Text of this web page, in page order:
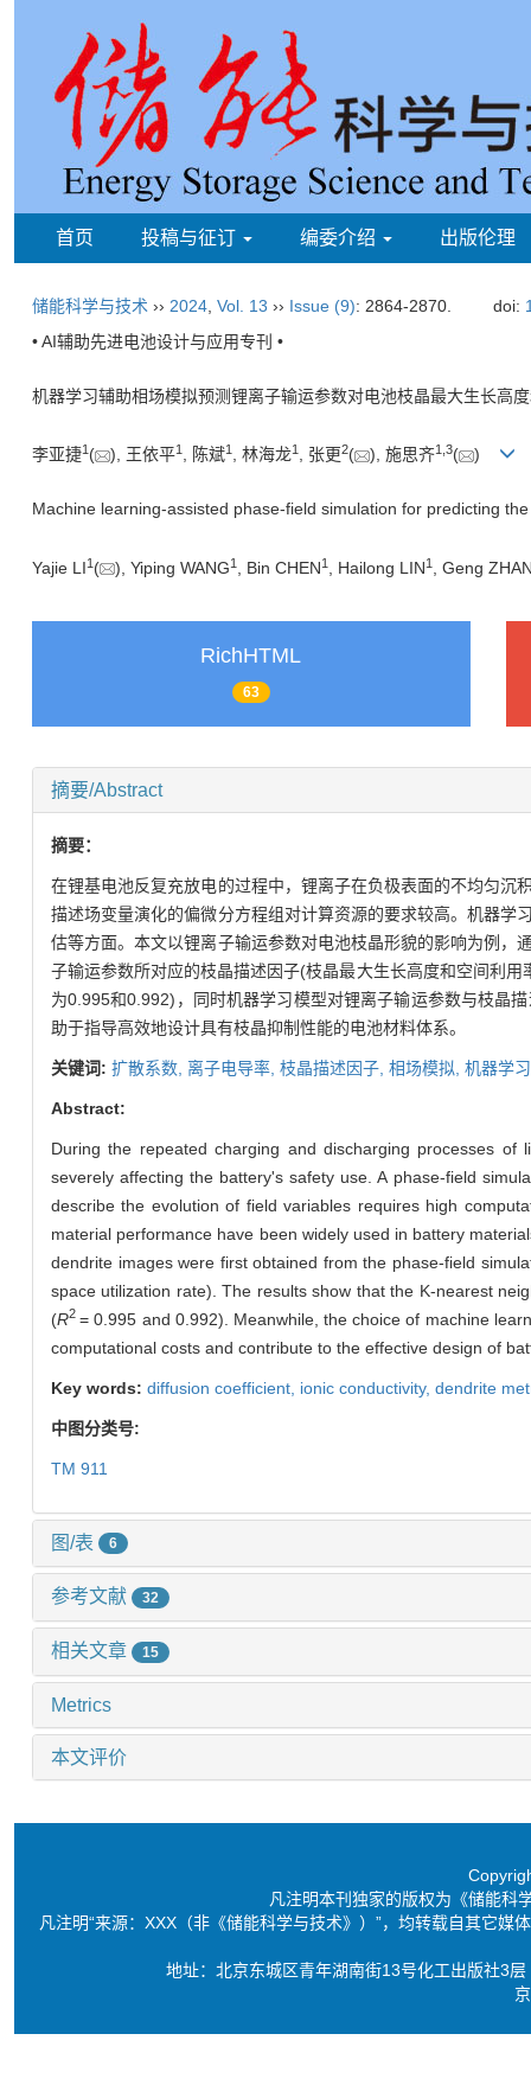
首页 投稿与征订 编委介绍 出版伦理
储能科学与技术 ›› 2024 Vol. 13 ›› Issue (9): 2864-2870. doi:
• AI辅助先进电池设计与应用专刊 •
机器学习辅助相场模拟预测锂离子输运参数对电池枝晶最大生长高
李亚捷1 ( ), 王依平1 , 陈斌1 , 林海龙1 , 张更2( ), 施思齐1 3( )
Machine learning-assisted phase-field simulation for predicting
Yajie LI1 ( ), Yiping WANG1 , Bin CHEN1 , Hailong LIN1 , Geng
RichHTML
63
摘要/Abstract
摘要：
在锂基电池反复充放电的过程中，锂离子在负极表面的不均匀
描述场变量演化的偏微分方程组对计算资源的要求较高。机器
估等方面。本文以锂离子输运参数对电池枝晶形貌的影响为例
子输运参数所对应的枝晶描述因子(枝晶最大生长高度和空间利
为0.995和0.992)，同时机器学习模型对锂离子输运参数与枝晶
助于指导高效地设计具有枝晶抑制性能的电池材料体系。
关键词: 扩散系数, 离子电导率, 枝晶描述因子, 相场模拟, 机器学习
Abstract:
During the repeated charging and discharging processes of
severely affecting the battery's safety use. A phase-field
describe the evolution of field variables requires high
material performance have been widely used in battery
dendrite images were first obtained from the phase-field
space utilization rate). The results show that the K-nearest
(R2 = 0.995 and 0.992). Meanwhile, the choice of machine
computational costs and contribute to the effective design of
Key words: diffusion coefficient, ionic conductivity, dendrite
中图分类号:
TM 911
图/表 6
参考文献 32
相关文章 15
Metrics
本文评价
凡注明本刊独家的版权为《储能科
凡注明“来源：XXX（非《储能科学与技术》）”，均转载自其它
地址：北京东城区青年湖南街13号化工出版社